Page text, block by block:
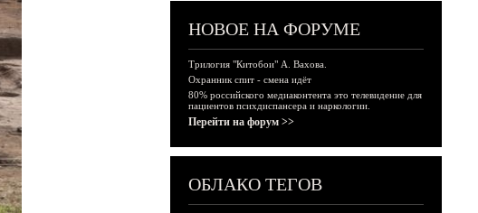
НОВОЕ НА ФОРУМЕ
Трилогия "Китобои" А. Вахова.
Охранник спит - смена идёт
80% российского медиаконтента это телевидение для
пациентов психдиспансера и наркологии.
Перейти на форум >>
ОБЛАКО ТЕГОВ